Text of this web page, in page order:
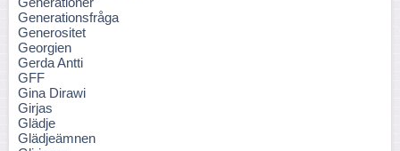
Generationsfråga
Generositet
Georgien
Gerda Antti
GFF
Gina Dirawi
Girjas
Glädje
Glädjeämnen